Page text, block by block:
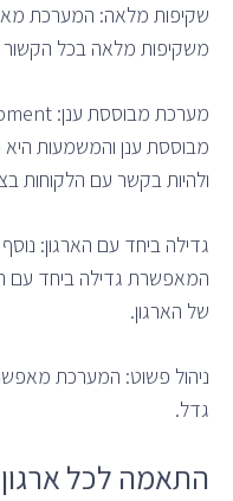
שקיפות מלאה: המערכת
משקיפות מלאה בכל הקשור
מבוססת ענן והמשמעות היא
ולהיות בקשר עם הלקוחות
גדילה ביחד עם הארגון:
המאפשרת גדילה ביחד עם
של הארגון.
ניהול פשוט: המערכת
גדל.
התאמה לכל